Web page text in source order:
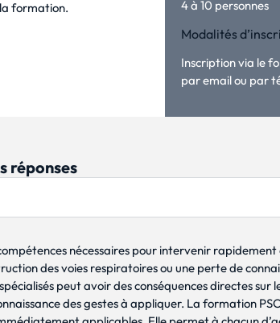
formation.
4 à 10 personnes
Modalités
Inscription via le
par email ou par
réponses
nécessaires pour intervenir
des voies respiratoires ou une perte de
peut avoir des conséquences directes sur
des gestes à appliquer. La formation